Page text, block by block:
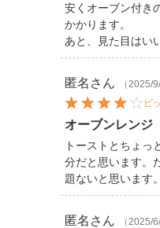
安くオーブン付き
かかります。
あと、見た目はい
匿名 さん
（2025/
ビ
オーブンレンジ
トーストとちょ
分だと思います。
題ないと思います。
匿名 さん
（2025/